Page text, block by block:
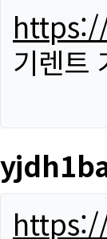
기렌트